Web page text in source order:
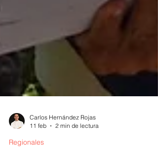
11 feb